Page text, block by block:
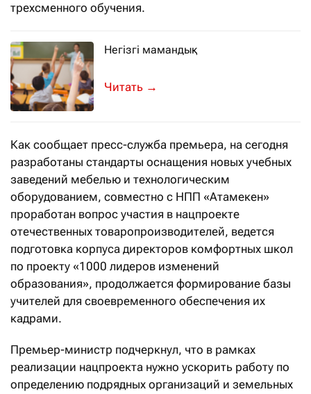
трехсменного обучения.
Негізгі мамандық
Оқушының жетістігінің басты
→
Как сообщает пресс-служба премьера, на сегодня
разработаны стандарты оснащения новых учебных
заведений мебелью и технологическим
оборудованием, совместно с НПП «Атамекен»
проработан вопрос участия в нацпроекте
отечественных товаропроизводителей, ведется
подготовка корпуса директоров комфортных школ
по проекту «1000 лидеров изменений
образования», продолжается формирование базы
учителей для своевременного обеспечения их
кадрами.
Премьер-министр подчеркнул, что в рамках
реализации нацпроекта нужно ускорить работу по
определению подрядных организаций и земельных